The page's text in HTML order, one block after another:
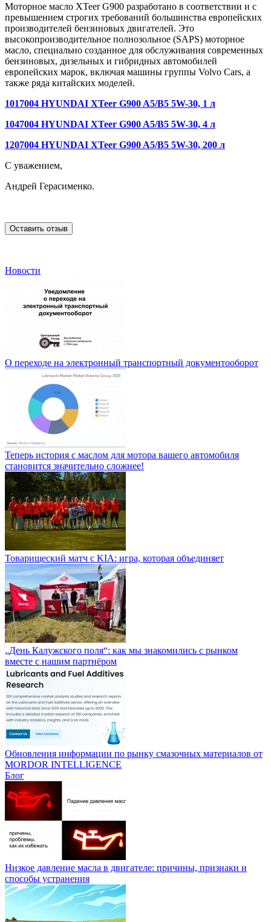
Моторное масло XTeer G900 разработано в соответствии и с
превышением строгих требований большинства европейских
производителей бензиновых двигателей. Это
высокопроизводительное полнозольное (SAPS) моторное
масло, специально созданное для обслуживания современных
бензиновых, дизельных и гибридных автомобилей
европейских марок, включая машины группы Volvo Cars, а
также ряда китайских моделей.
1017004 HYUNDAI XTeer G900 A5/B5 5W-30, 1 л
1047004 HYUNDAI XTeer G900 A5/B5 5W-30, 4 л
1207004 HYUNDAI XTeer G900 A5/B5 5W-30, 200 л
С уважением,
Андрей Герасименко.
Оставить отзыв
Новости
О переходе на электронный транспортный документооборот
Теперь история с маслом для мотора вашего автомобиля
становится значительно сложнее!
Товарищеский матч с KIA: игра, которая объединяет
„День Калужского поля“: как мы знакомились с рынком
вместе с нашим партнёром
Обновления информации по рынку смазочных материалов от
MORDOR INTELLIGENCE
Блог
Низкое давление масла в двигателе: причины, признаки и
способы устранения